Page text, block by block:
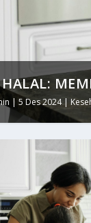
|5 Des 2024|